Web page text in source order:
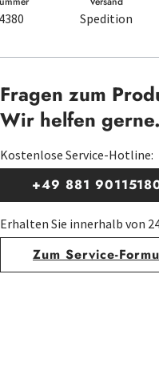
Spedition
Fragen zum
Wir helfen gerne.
Kostenlose Service-Hotline:
+49 881
Erhalten Sie innerhalb von
Zum Service-